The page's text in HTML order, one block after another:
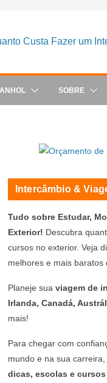
SOBRE
Intercâmbio &
Tudo sobre Estudar,
Exterior! Descubra
cursos no exterior. Veja
melhores e mais baratos
Planeje sua viagem de
Irlanda, Canadá,
mais!
Para chegar com
mundo e na sua
dicas, escolas e